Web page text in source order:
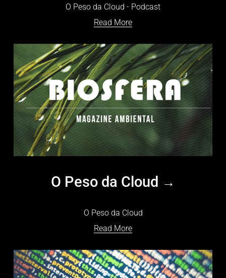
O Peso da Cloud - Podcast
Read More
O Peso da Cloud
O Peso da Cloud
Read More